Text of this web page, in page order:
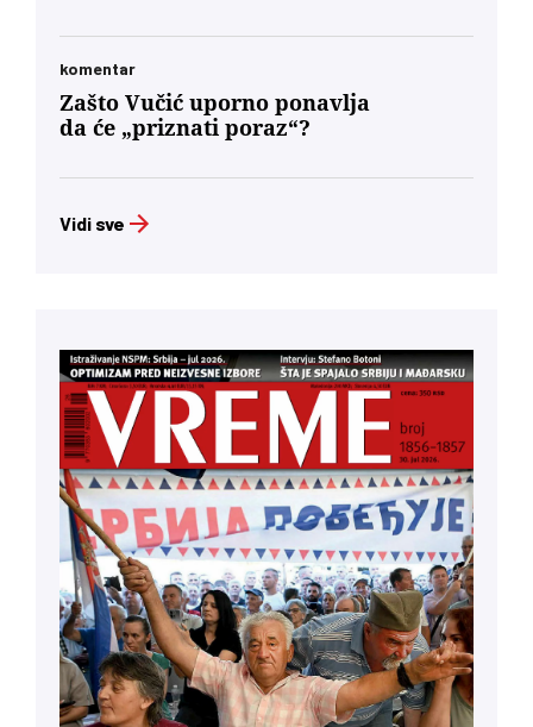
komentar
Zašto Vučić uporno ponavlja
da će „priznati poraz“?
Vidi sve